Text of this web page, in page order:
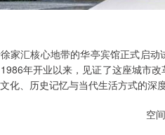
家汇核心地带的华亭宾馆正式启
年开业以来，见证了这座城市
化、历史记忆与当代生活方式的深
空